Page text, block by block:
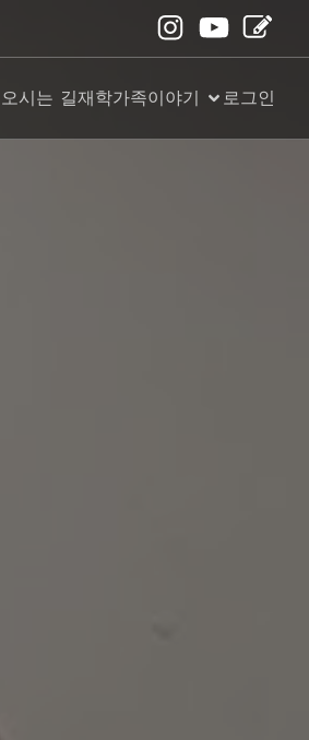
오시는 길재학가족이야기 로그인